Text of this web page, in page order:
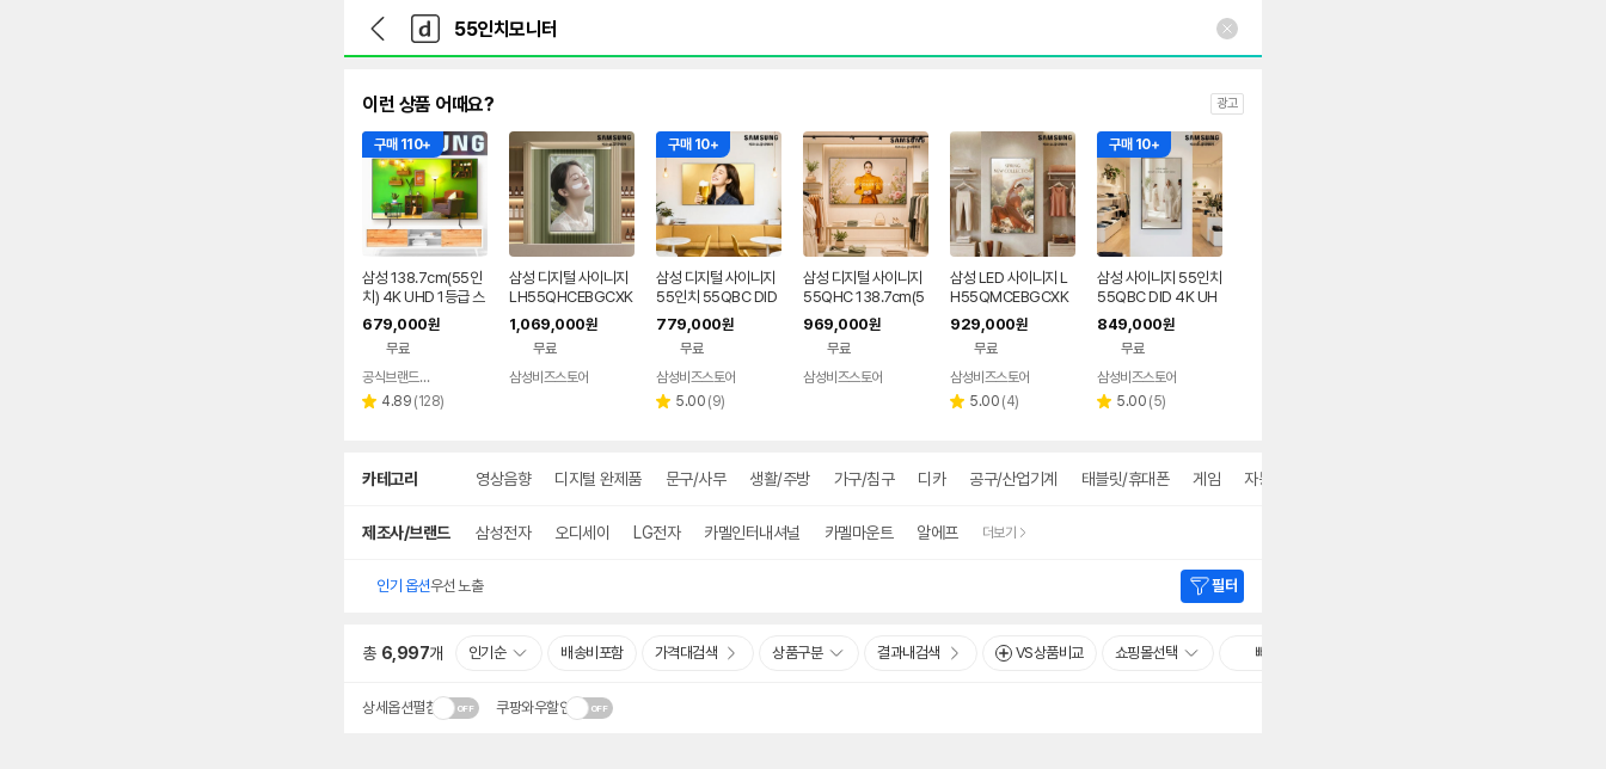
다
나
와
가
다
와
인
이런 상품 어때요? 광고
구매 110+
삼성 138.7cm(55인
치) 4K UHD 1등급 스
마트 비지니스TV 삼성
기사님 무료설치
679,000원
무료
페이
공식브랜드스토어
별 4.89 리
(128)
삼성 디지털 사이니지
LH55QHCEBGCXK
R + 벽걸이 설치 55Q
HC 138.7cm(55인
치) DID 디스플레이 매
장 병원 식당 세로 지원
1,069,000원
무료
삼성비즈스토어
구매 10+
삼성 디지털 사이니지
55인치 55QBC DID
4K 세로 지원 광고 모
니터 LH55QBCEBG
CXKR
779,000원
무료
삼성비즈스토어
별 5.00 리
(9)
삼성 디지털 사이니지
55QHC 138.7cm(5
5인치) LH55QHCEB
GCXKR DID 세로지
원 매장 병원 식당 피벗
광고 모니터
969,000원
무료
삼성비즈스토어
삼성 LED 사이니지 L
H55QMCEBGCXK
R + 벽걸이 설치 55인
치 DID 디스플레이 매
장 병원 식당 세로 지원
광고 모니터
929,000원
무료
삼성비즈스토어
별 5.00 리
(4)
구매 10+
삼성 사이니지 55인치
55QBC DID 4K UH
D 세로 지원 광고 모니
터 LH55QBCEBGC
XKR + 벽걸이설치
849,000원
무료
삼성비즈스토어
별 5.00 리
(5)
카테고리 영상음향 디지털 완제품 문구/사무 생활/주방 가구/침구 디카 공구/산업기계 태블릿/휴대폰 게임 자동차 용품
제조사/브랜드 삼성전자 오디세이 LG전자 카멜인터내셔널 카멜마운트 알에프 더보기
인기 옵션우선 노출 필터
총 6,997개 인기순 배송비포함 가격대검색 상품구분 결과내검색 VS상품비교 쇼핑몰선택 빠른배송
상세옵션펼침 쿠팡와우할인